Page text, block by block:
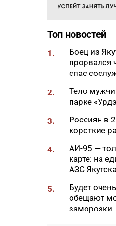
«Полюс
Минтруда
30
17:34
Якутяне
тысяч
«Точка
самый
вечной
17:22
47
районов
Октемцах
Топ новостей
1.
Боец из
прорвался
спас
2.
Тело
парке
3.
Россиян в
короткие
4.
АИ-95 —
карте: на
АЗС
5.
Будет
обещают
заморозки